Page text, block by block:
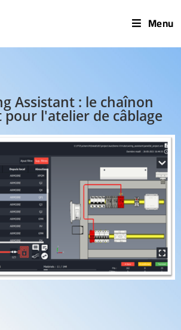
Menu
Assistant : le chaînon
l'atelier de câblage